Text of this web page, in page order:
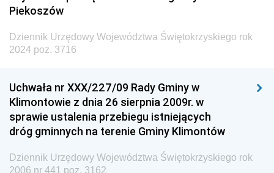
Piekoszów
Dziennik Urzędowy Województwa Świętokrzyskiego rok
2024 poz. 3716
Uchwała nr XXX/227/09 Rady Gminy w
Klimontowie z dnia 26 sierpnia 2009r. w
sprawie ustalenia przebiegu istniejących
dróg gminnych na terenie Gminy Klimontów
Dziennik Urzędowy Województwa Świętokrzyskiego rok
2006 nr 441 poz. 3162